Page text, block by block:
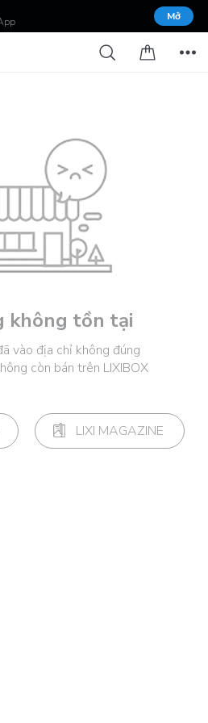
Mở
không tồn tại
vào địa chỉ không đúng
còn bán trên LIXIBOX
LIXI MAGAZINE